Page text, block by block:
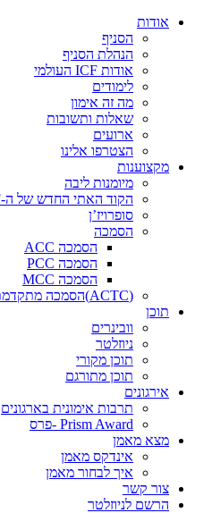
אודות
הסניף
הנהלת הסניף
אודות ICF העולמי
לימודים
מה זה אימון
שאלות ותשובות
ארועים
הצטרפו אלינו
מקצוענות
מיומנות ליבה
הקוד האתי החדש של ה-ICF
סופרויז’ן
הסמכה
הסמכה ACC
הסמכה PCC
הסמכה MCC
(ACTC)הסמכה מתקדמת באימון צוותים
תוכן
וובינרים
ניוזלטר
תוכן מקורי
תוכן מתורגם
אירגונים
תרבות אימונית בארגונים
Prism Award -פרס
מצא מאמן
אינדקס מאמן
איך לבחור מאמן
צור קשר
הרשם לניוזלטר